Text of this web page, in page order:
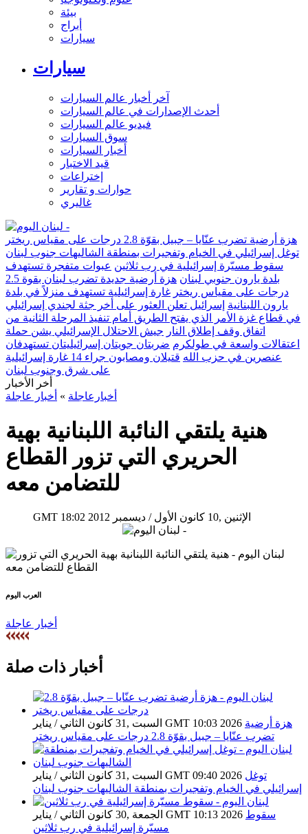
بيئة
أبراج
سيارات
سيارات
آخر أخبار عالم السيارات
أحدث الإصدارات في عالم السيارات
فيديو عالم السيارات
سوق السيارات
أخبار السيارات
قيد الاختبار
إختراعات
حوارات و تقارير
غاليري
هزة أرضية تضرب عنّايا – جبيل بقوّة 2.8 درجات على مقياس ريختر
توغل إسرائيلي في الخيام وتفجيرات بمنطقة الشاليهات جنوب لبنان
سقوط مسيّرة إسرائيلية في رب ثلاثين عبوات متفجرة تستهدف
بلدة يارون جنوبي لبنان
هزة أرضية جديدة تضرب لبنان بقوة 2.5
درجات على مقياس ريختر غارة إسرائيلية تستهدف منزلاً في بلدة
يارون اللبنانية إسرائيل تعلن العثور على أخر جثة لجندي إسرائيلي
في قطاع غزة الأمر الذي يفتح الطريق أمام تنفيذ المرحلة الثانية من
اتفاق وقف إطلاق النار جيش الاحتلال الإسرائيلي يشن حملة
اعتقالات واسعة في طولكرم ضربتان جويتان إسرائيليتان تستهدفان
عنصرين في حزب الله
قتيلان ومصابون جراء 14 غارة إسرائيلية
على شرق وجنوب لبنان
أخر الأخبار
أخبارعاجلة » أخبار عاجلة
هنية يلتقي النائبة اللبنانية بهية
الحريري التي تزور القطاع
للتضامن معه
GMT 18:02 2012 الإثنين ,10 كانون الأول / ديسمبر
العرب اليوم
أخبار عاجلة
أخبار ذات صلة
السبت ,31 كانون الثاني / يناير GMT 10:03 2026 هزة أرضية
تضرب عنّايا – جبيل بقوّة 2.8 درجات على مقياس ريختر
السبت ,31 كانون الثاني / يناير GMT 09:40 2026 توغل
إسرائيلي في الخيام وتفجيرات بمنطقة الشاليهات جنوب لبنان
الجمعة ,30 كانون الثاني / يناير GMT 10:13 2026 سقوط
مسيّرة إسرائيلية في رب ثلاثين